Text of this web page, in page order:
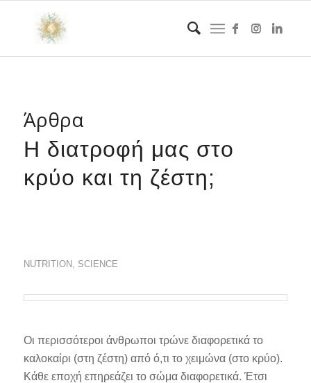
Άρθρα
Η διατροφή μας στο
κρύο και τη ζέστη;
NUTRITION, SCIENCE
Οι περισσότεροι άνθρωποι τρώνε διαφορετικά το
καλοκαίρι (στη ζέστη) από ό,τι το χειμώνα (στο κρύο).
Κάθε εποχή επηρεάζει το σώμα διαφορετικά. Έτσι